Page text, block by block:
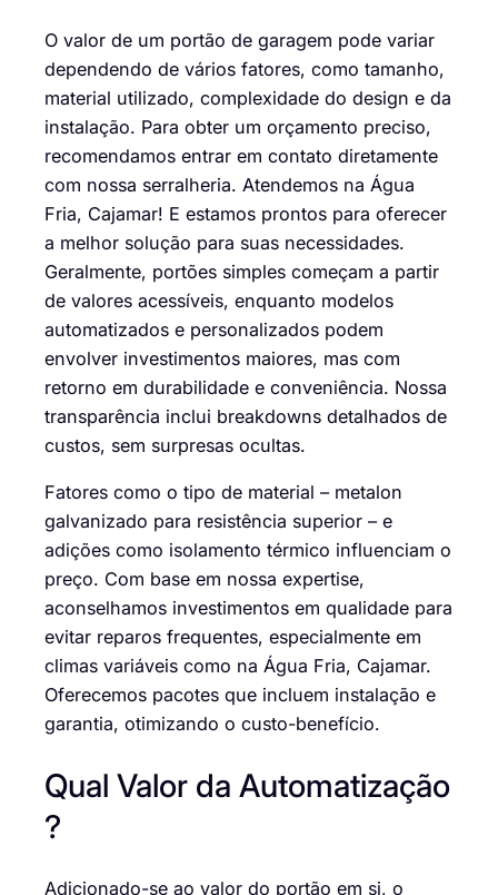
O valor de um portão de garagem pode variar
dependendo de vários fatores, como tamanho,
material utilizado, complexidade do design e da
instalação. Para obter um orçamento preciso,
recomendamos entrar em contato diretamente
com nossa serralheria. Atendemos na Água
Fria, Cajamar! E estamos prontos para oferecer
a melhor solução para suas necessidades.
Geralmente, portões simples começam a partir
de valores acessíveis, enquanto modelos
automatizados e personalizados podem
envolver investimentos maiores, mas com
retorno em durabilidade e conveniência. Nossa
transparência inclui breakdowns detalhados de
custos, sem surpresas ocultas.
Fatores como o tipo de material – metalon
galvanizado para resistência superior – e
adições como isolamento térmico influenciam o
preço. Com base em nossa expertise,
aconselhamos investimentos em qualidade para
evitar reparos frequentes, especialmente em
climas variáveis como na Água Fria, Cajamar.
Oferecemos pacotes que incluem instalação e
garantia, otimizando o custo-benefício.
Qual Valor da Automatização
?
Adicionado-se ao valor do portão em si, o